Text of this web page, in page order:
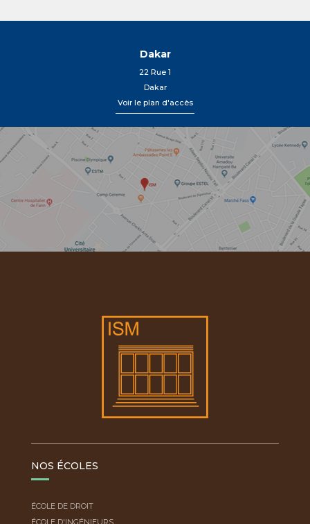
Dakar
22 Rue 1
Dakar
Voir le plan d'accès
NOS ÉCOLES
ÉCOLE DE DROIT
ÉCOLE D'INGÉNIEURS